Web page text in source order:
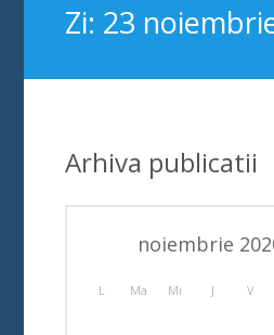
Zi: 23
Arhiva publicatii
noiembrie
L Ma Mi J V